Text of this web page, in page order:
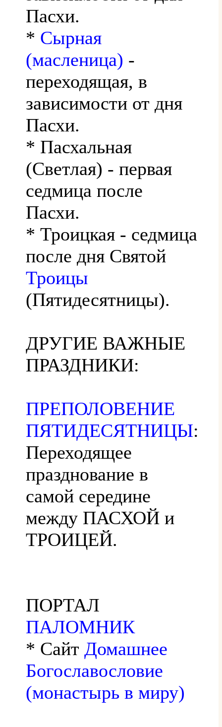
Пасхи.
* Сырная
(масленица) -
переходящая, в
зависимости от дня
Пасхи.
* Пасхальная
(Светлая) - первая
седмица после
Пасхи.
* Троицкая - седмица
после дня Святой
Троицы
(Пятидесятницы).
ДРУГИЕ ВАЖНЫЕ
ПРАЗДНИКИ:
ПРЕПОЛОВЕНИЕ
ПЯТИДЕСЯТНИЦЫ:
Переходящее
празднование в
самой середине
между ПАСХОЙ и
ТРОИЦЕЙ.
ПОРТАЛ
ПАЛОМНИК
* Сайт Домашнее
Богославословие
(монастырь в миру)